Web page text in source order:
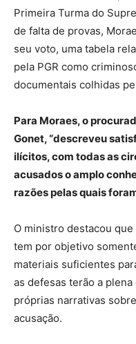
Primeira Turma do
de falta de provas,
seu voto, uma tabela
pela PGR como
documentais colhidas
Para Moraes, o
Gonet, “descreveu
ilícitos, com todas as
acusados o amplo
razões pelas quais
O ministro destacou
tem por objetivo
materiais suficientes
as defesas terão a
próprias narrativas
acusação.